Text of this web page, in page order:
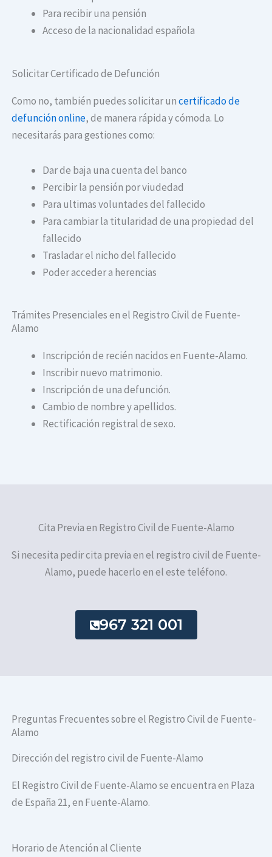
Para recibir una pensión
Acceso de la nacionalidad española
Solicitar Certificado de Defunción
Como no, también puedes solicitar uncertificado de
defunción online, de manera rápida y cómoda. Lo
necesitarás para gestiones como:
Dar de baja una cuenta del banco
Percibir la pensión por viudedad
Para ultimas voluntades del fallecido
Para cambiar la titularidad de una propiedad del
fallecido
Trasladar el nicho del fallecido
Poder acceder a herencias
Trámites Presenciales en el Registro Civil de Fuente-
Alamo
Inscripción de recién nacidos en Fuente-Alamo.
Inscribir nuevo matrimonio.
Inscripción de una defunción.
Cambio de nombre y apellidos.
Rectificación registral de sexo.
Cita Previa en Registro Civil de Fuente-Alamo
Si necesita pedir cita previa en el registro civil de Fuente-
Alamo, puede hacerlo en el este teléfono.
967 321 001
Preguntas Frecuentes sobre el Registro Civil de Fuente-
Alamo
Dirección del registro civil de Fuente-Alamo
El Registro Civil de Fuente-Alamo se encuentra en Plaza
de España 21, en Fuente-Alamo.
Horario de Atención al Cliente